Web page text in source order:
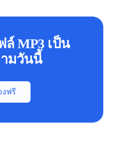
ล์ MP3 เป็น
มวันนี้
งฟรี